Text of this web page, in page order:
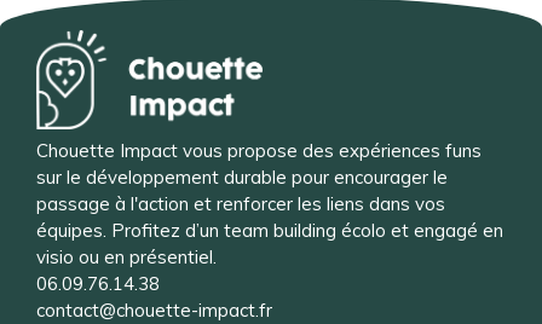
Chouette Impact vous propose des expériences funs
sur le développement durable pour encourager le
passage à l'action et renforcer les liens dans vos
équipes. Profitez d’un team building écolo et engagé en
visio ou en présentiel.
06.09.76.14.38
contact@chouette-impact.fr